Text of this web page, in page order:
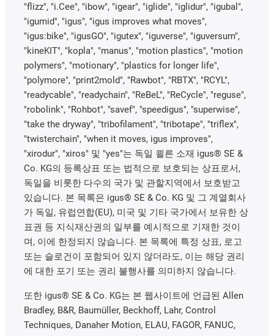
"flizz", "i.Cee", "ibow", "igear", "iglide", "iglidur", "igubal",
"igumid", "igus", "igus improves what moves",
"igus:bike", "igusGO", "igutex", "iguverse", "iguversum",
"kineKIT", "kopla", "manus", "motion plastics", "motion
polymers", "motionary", "plastics for longer life",
"polymore", "print2mold", "Rawbot", "RBTX", "RCYL",
"readycable", "readychain", "ReBeL", "ReCycle", "reguse",
"robolink", "Rohbot", "savef", "speedigus", "superwise",
"take the dryway", "tribofilament", "tribotape", "triflex",
"twisterchain", "when it moves, igus improves",
"xirodur", "xiros" 및 "yes"는 독일 쾰른 소재 igus® SE &
Co. KG의 등록상표 또는 법적으로 보호되는 상표로서,
독일을 비롯한 다수의 국가 및 관할지역에서 보호받고
있습니다. 본 목록은 igus® SE & Co. KG 및 그 계열회사
가 독일, 유럽연합(EU), 미국 및 기타 국가에서 보유한 상
표권 등 지식재산권의 일부를 예시적으로 기재한 것이
며, 이에 한정되지 않습니다. 본 목록에 특정 상표, 로고
또는 슬로건이 포함되어 있지 않더라도, 이는 해당 권리
에 대한 포기 또는 권리 불행사를 의미하지 않습니다.
또한 igus® SE & Co. KG는 본 웹사이트에 언급된 Allen
Bradley, B&R, Baumüller, Beckhoff, Lahr, Control
Techniques, Danaher Motion, ELAU, FAGOR, FANUC,